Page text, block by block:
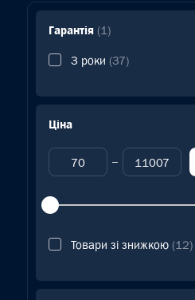
Гарантія (1)
3 роки (37)
Ціна
Товари зі знижкою (12)